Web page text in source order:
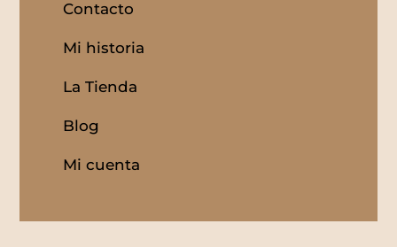
Contacto
Mi historia
La Tienda
Blog
Mi cuenta